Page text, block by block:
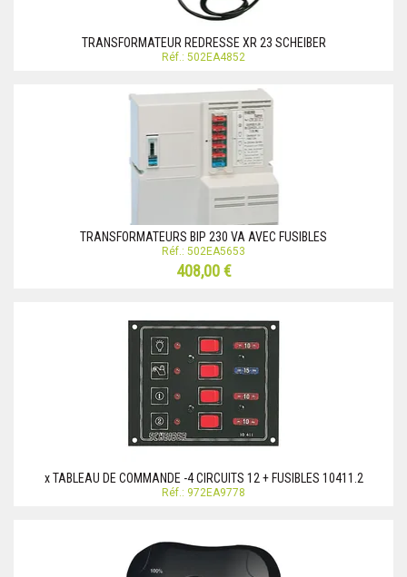
TRANSFORMATEUR REDRESSE XR 23 SCHEIBER
Réf.: 502EA4852
TRANSFORMATEURS BIP 230 VA AVEC FUSIBLES
Réf.: 502EA5653
408,00 €
x TABLEAU DE COMMANDE -4 CIRCUITS 12 + FUSIBLES 10411.2
Réf.: 972EA9778